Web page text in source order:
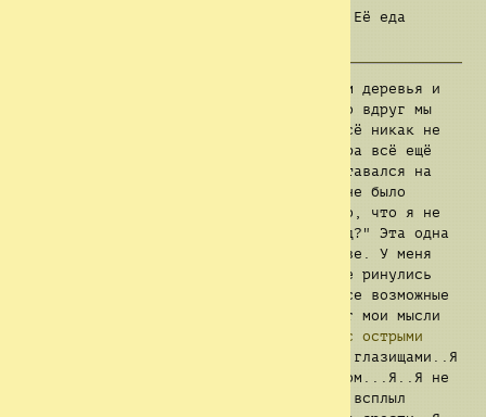
Интересно, что она сейчас готовит?... Её еда
По пути в лагерь мы окидывали взглядом деревья и
кусты. Этот лес был очень красивым, но вдруг мы
заметили, что что-то тут не так. Мы всё никак не
подходили к лагерю. Конечно, дым костра всё ещё
был в нашем поле зрения, но он всё оставался на
той же дистанции, словно у того леса не было
конца. И в тот момент, Эндрю сказал то, что я не
забуду до конца своих дней: "А где Рид?" Эта одна
единственная фраза засела в моей голове. У меня
чуть сердце не остановилось. Мы тут же ринулись
его искать, в это время я обдумывал все возможные
и даже невозможные сценарии, как вдруг мои мысли
улыбка с острыми
. ...Оно смотрело на нас своими глазищами..Я
был напуган, но также переполнен гневом...Я..Я не
знаю..почему? Но..вдруг в моей голове всплыл